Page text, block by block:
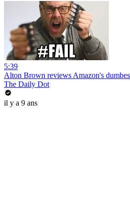
5:39
Alton Brown reviews Amazon's
The Daily Dot
il y a 9 ans